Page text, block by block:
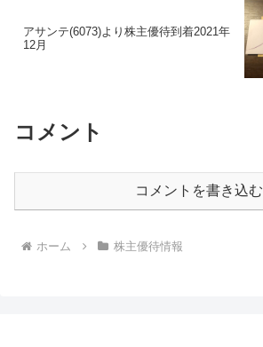
アサンテ(6073)より株主優待到着2021年
12月
コメント
コメントを書き込む
ホーム 株主優待情報